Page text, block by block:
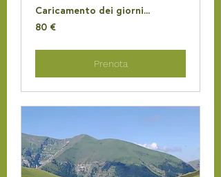
Caricamento dei giorni...
80
euro
80 €
Prenota